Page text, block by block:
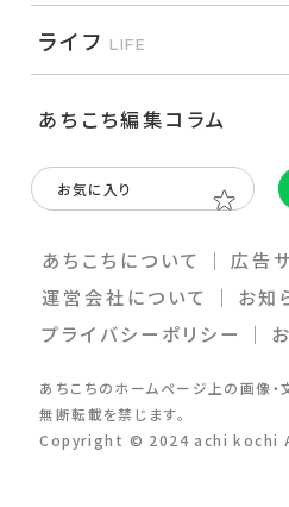
ライフ LIFE
あちこち編集コラム
お気に入り
あちこちについて ｜ 広告
運営会社について
｜ お知
プライバシーポリシー
｜
あちこちのホームページ上の画像・
無断転載を禁じます。
Copyright © 2024 achi kochi